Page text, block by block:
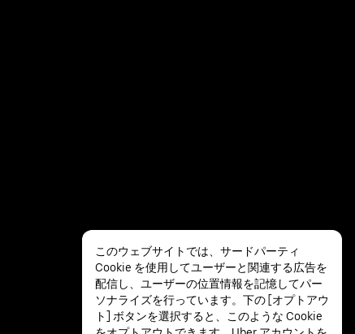
このウェブサイトでは、サードパーティ
Cookie を使用してユーザーと関連する広告を
配信し、ユーザーの位置情報を記憶してパー
ソナライズを行っています。下の [オプトアウ
ト] ボタンを選択すると、このような Cookie